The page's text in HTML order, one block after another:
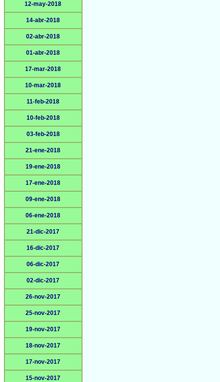
12-may-2018
14-abr-2018
02-abr-2018
01-abr-2018
17-mar-2018
10-mar-2018
11-feb-2018
10-feb-2018
03-feb-2018
21-ene-2018
19-ene-2018
17-ene-2018
09-ene-2018
06-ene-2018
21-dic-2017
16-dic-2017
06-dic-2017
02-dic-2017
26-nov-2017
25-nov-2017
19-nov-2017
18-nov-2017
17-nov-2017
15-nov-2017